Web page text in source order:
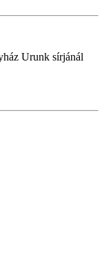
Urunk sírjánál